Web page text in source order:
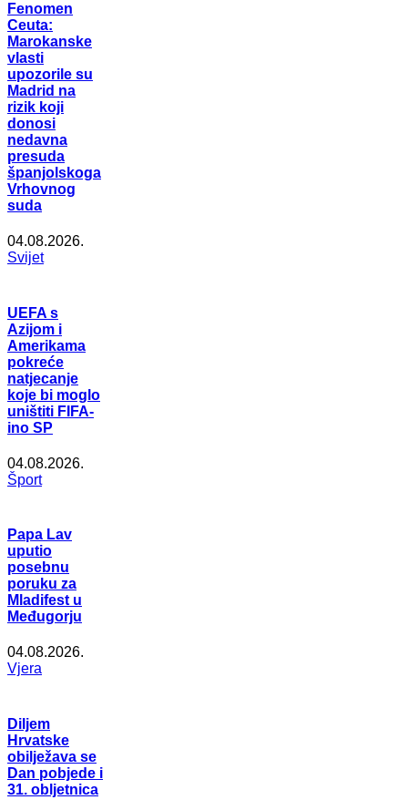
Fenomen
Ceuta:
Marokanske
vlasti
upozorile su
Madrid na
rizik koji
donosi
nedavna
presuda
španjolskoga
Vrhovnog
suda
04.08.2026.
Svijet
UEFA s
Azijom i
Amerikama
pokreće
natjecanje
koje bi moglo
uništiti FIFA-
ino SP
04.08.2026.
Šport
Papa Lav
uputio
posebnu
poruku za
Mladifest u
Međugorju
04.08.2026.
Vjera
Diljem
Hrvatske
obilježava se
Dan pobjede i
31. obljetnica